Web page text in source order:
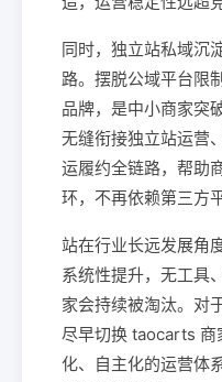
同时，独立站私域沉
路。摆脱公域平台限
品牌，是中小商家突
无缝衔接独立站运营
运履约全链路，帮助
环，不再依赖第三方
站在行业长远发展角
系统性提升，无工具
家会持续被淘汰。对
尽早切换 taocarts 商
化、自主化的运营体